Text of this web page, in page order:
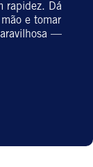
rapidez. Dá
e tomar
—